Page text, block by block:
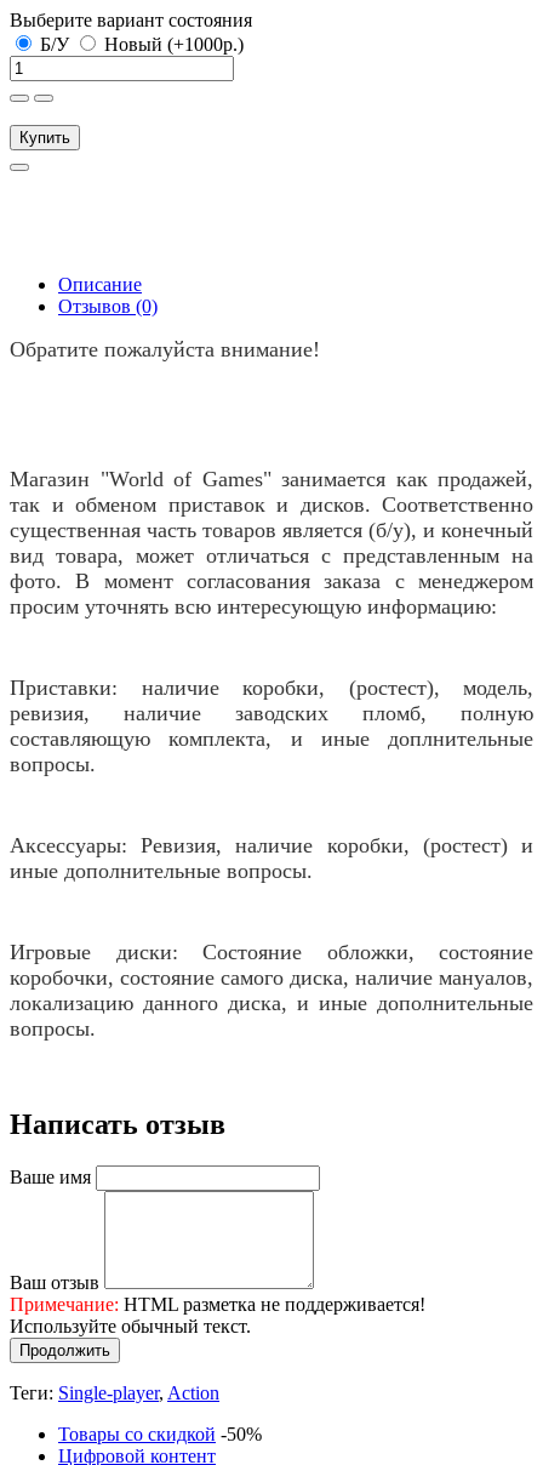
Выберите вариант состояния
Б/У
Новый (+1000р.)
Купить
Описание
Отзывов (0)
Обратите пожалуйста внимание!
Магазин "World of Games" занимается как продажей,
так и обменом приставок и дисков. Соответственно
существенная часть товаров является (б/у), и конечный
вид товара, может отличаться с представленным на
фото. В момент согласования заказа с менеджером
просим уточнять всю интересующую информацию:
Приставки: наличие коробки, (ростест), модель,
ревизия, наличие заводских пломб, полную
составляющую комплекта, и иные доплнительные
вопросы.
Аксессуары: Ревизия, наличие коробки, (ростест) и
иные дополнительные вопросы.
Игровые диски: Состояние обложки, состояние
коробочки, состояние самого диска, наличие мануалов,
локализацию данного диска, и иные дополнительные
вопросы.
Написать отзыв
Ваше имя
Ваш отзыв
Примечание: HTML разметка не поддерживается!
Используйте обычный текст.
Продолжить
Теги: Single-player, Action
Товары со скидкой -50%
Цифровой контент